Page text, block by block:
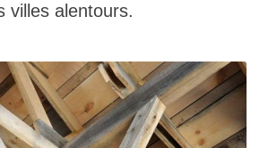
villes alentours.